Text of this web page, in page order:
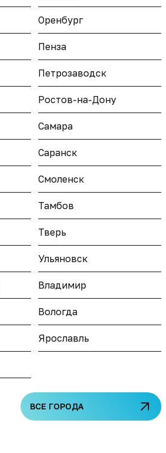
Оренбург
Пенза
Петрозаводск
Ростов-на-Дону
Самара
Саранск
Смоленск
Тамбов
Тверь
Ульяновск
Владимир
Вологда
Ярославль
ВСЕ ГОРОДА